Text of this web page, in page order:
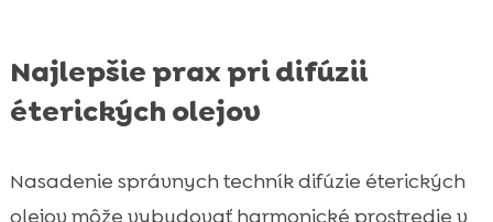
Najlepšie prax pri difúzii
éterických olejov
Nasadenie správnych techník difúzie éterických
olejov môže vybudovať harmonické prostredie v